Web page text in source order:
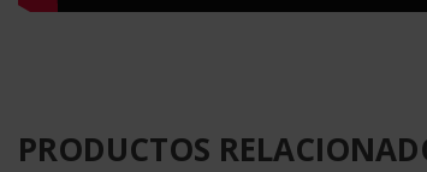
PRODUCTOS